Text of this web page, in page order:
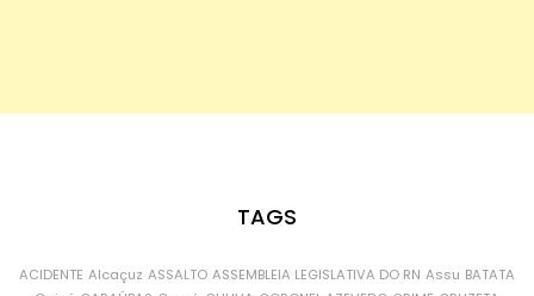
TAGS
ACIDENTE Alcaçuz ASSALTO ASSEMBLEIA LEGISLATIVA DO RN Assu BATATA